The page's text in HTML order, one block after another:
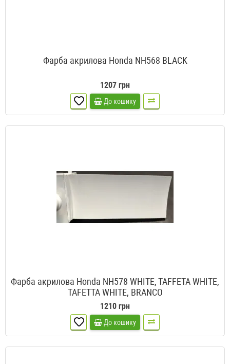
Фарба акрилова Honda NH568 BLACK
1207 грн
До кошику
Фарба акрилова Honda NH578 WHITE, TAFFETA WHITE,
TAFETTA WHITE, BRANCO
1210 грн
До кошику